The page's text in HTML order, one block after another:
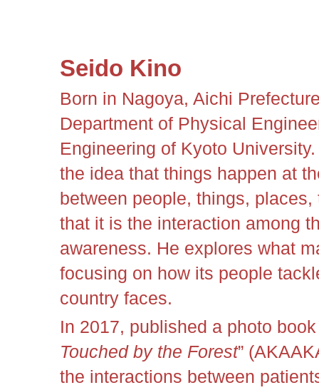
Seido Kino
Born in Nagoya, Aichi
Department of Physical
Engineering of Kyoto
the idea that things happen at
between people, things,
that it is the interaction among
awareness. He explores what
focusing on how its people
country faces.
In 2017, published a photo book
Touched by the Forest”
the interactions between